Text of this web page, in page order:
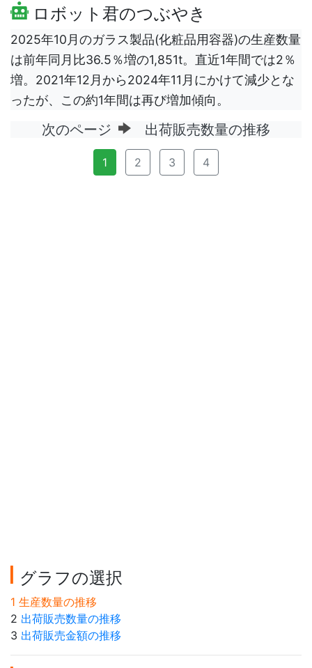
ロボット君のつぶやき
2025年10月のガラス製品(化粧品用容器)の生産数量
は前年同月比36.5％増の1,851t。直近1年間では2％
増。2021年12月から2024年11月にかけて減少とな
ったが、この約1年間は再び増加傾向。
次のページ 出荷販売数量の推移
1 2 3 4
グラフの選択
1 生産数量の推移
2 出荷販売数量の推移
3 出荷販売金額の推移